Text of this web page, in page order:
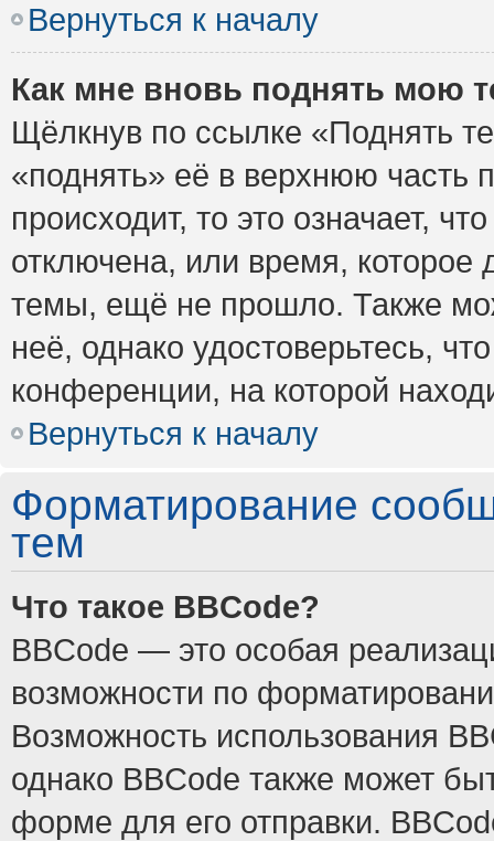
Вернуться к началу
Как мне вновь поднять мою
Щёлкнув по ссылке «Поднять
«поднять» её в верхнюю часть
происходит, то это означает,
отключена, или время, которое
темы, ещё не прошло. Также
неё, однако удостоверьтесь,
конференции, на которой
Вернуться к началу
Форматирование
тем
Что такое BBCode?
BBCode — это особая
возможности по
Возможность использования
однако BBCode также может
форме для его отправки.